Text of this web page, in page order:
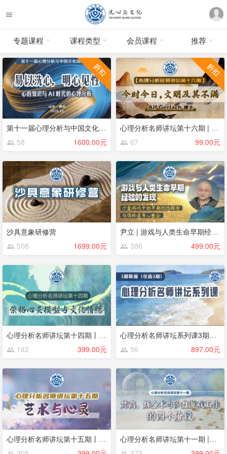
专题课程 课程类型 会员课程 推荐
第十一届心理分析与中国文化论坛
58
1600.00元
心理分析名师讲坛第十六期 | 今时今日，文明及其不满 | Alf Gerlach
67
99.00元
沙具意象研修营
508
1699.00元
尹立 | 游戏与人类生命早期经验的发现
386
499.00元
心理分析名师讲坛第十四期丨荣格心灵模型与文化情结丨Thomas Singer（大师系列课程）
162
399.00元
心理分析名师讲坛系列课3期联报（任选3期）
56
897.00元
心理分析名师讲坛第十五期丨艺术与心灵：运用“三层交互系统模型”的临床实践丨LindaCarter
心理分析名师讲坛第十一期 |梵高、炼金术与沙盘游戏工作的四个阶段| Theresa Foks-Appelman